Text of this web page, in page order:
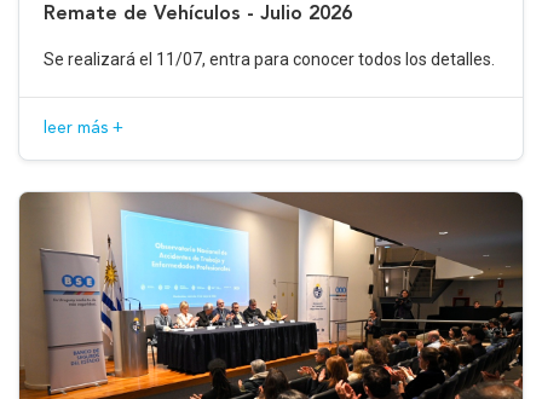
Remate de Vehículos - Julio 2026
Se realizará el 11/07, entra para conocer todos los detalles.
leer más +